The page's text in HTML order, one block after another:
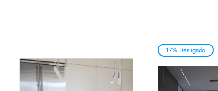
17% Desligado